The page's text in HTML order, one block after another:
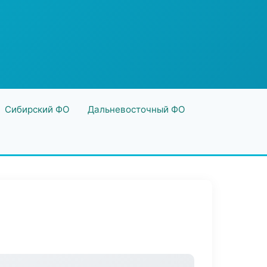
Сибирский ФО Дальневосточный ФО